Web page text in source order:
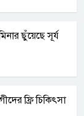
ছুঁয়েছে সূর্য
ফ্রি চিকিৎসা